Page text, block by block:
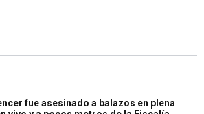
fue asesinado a balazos en plena